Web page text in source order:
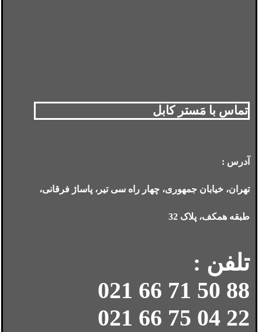
تماس با مَستر کابل
آدرس :
تهران، خیابان جمهوری، چهار راه سی تیر، پاساژ فرقانی،
طبقه همکف، پلاک 32
تلفن :
88 50 71 66 021
22 04 75 66 021